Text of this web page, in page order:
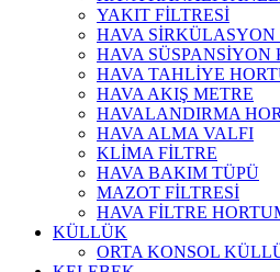
YAKIT FİLTRESİ
HAVA SİRKÜLASYON
HAVA SÜSPANSİYON
HAVA TAHLİYE
HAVA AKIŞ METRE
HAVALANDIRMA
HAVA ALMA VALFI
KLİMA FİLTRE
HAVA BAKIM TÜPÜ
MAZOT FİLTRESİ
HAVA FİLTRE
KÜLLÜK
ORTA KONSOL